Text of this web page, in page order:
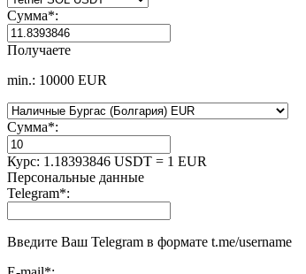
Сумма*:
Получаете
min.: 10000 EUR
Сумма*:
Курс: 1.18393846 USDT = 1 EUR
Персональные данные
Telegram*:
Введите Ваш Telegram в формате t.me/username